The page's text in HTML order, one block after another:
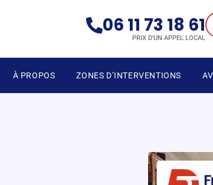
06 11 73 18 61
PRIX D'UN APPEL LOCAL
À PROPOS ZONES D’INTERVENTIONS